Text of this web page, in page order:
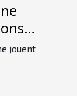
?
jouent